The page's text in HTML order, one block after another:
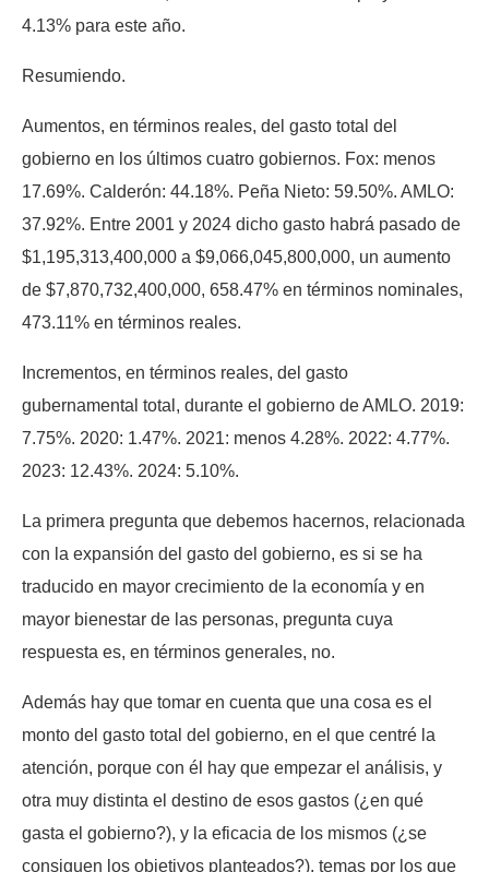
4.13% para este año.
Resumiendo.
Aumentos, en términos reales, del gasto total del
gobierno en los últimos cuatro gobiernos. Fox: menos
17.69%. Calderón: 44.18%. Peña Nieto: 59.50%. AMLO:
37.92%. Entre 2001 y 2024 dicho gasto habrá pasado de
$1,195,313,400,000 a $9,066,045,800,000, un aumento
de $7,870,732,400,000, 658.47% en términos nominales,
473.11% en términos reales.
Incrementos, en términos reales, del gasto
gubernamental total, durante el gobierno de AMLO. 2019:
7.75%. 2020: 1.47%. 2021: menos 4.28%. 2022: 4.77%.
2023: 12.43%. 2024: 5.10%.
La primera pregunta que debemos hacernos, relacionada
con la expansión del gasto del gobierno, es si se ha
traducido en mayor crecimiento de la economía y en
mayor bienestar de las personas, pregunta cuya
respuesta es, en términos generales, no.
Además hay que tomar en cuenta que una cosa es el
monto del gasto total del gobierno, en el que centré la
atención, porque con él hay que empezar el análisis, y
otra muy distinta el destino de esos gastos (¿en qué
gasta el gobierno?), y la eficacia de los mismos (¿se
consiguen los objetivos planteados?), temas por los que